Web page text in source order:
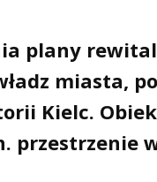
plany
miasta,
Kielc.
przestrzenie